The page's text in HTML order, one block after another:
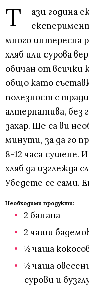
Т
ази година
много интересна
хляб или сурова
обичан от всички
общо като
полезност с
алтернатива, без
захар. Ще са ви
минути, за да го
8-12 часа сушене.
хляб да изглежда
Убедете се сами.
Необходими продукти:
2 банана
2 чаши
½ чаша
½ чаша
сурови и